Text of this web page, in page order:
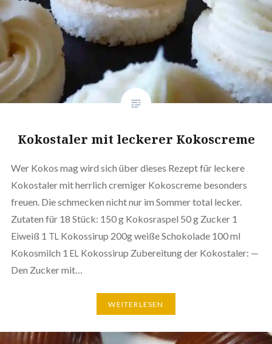
Kokos­ta­ler mit leckerer Kokoscreme
Wer Kokos mag wird sich über dieses Rezept für leckere
Kokos­ta­ler mit herrlich cremiger Koko­s­creme besonders
freuen. Die schmecken nicht nur im Sommer total lecker.
Zutaten für 18 Stück: 150 g Kokos­ras­pel 50 g Zucker 1
Eiweiß 1 TL Kokos­si­rup 200g weiße Scho­ko­la­de 100 ml
Kokos­milch 1 EL Kokos­si­rup Zube­rei­tung der Kokos­ta­ler: —
Den Zucker mit…
WEI­TER­LE­SEN